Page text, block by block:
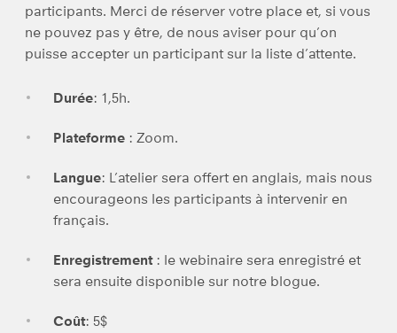
participants. Merci de réserver votre place et, si vous
ne pouvez pas y être, de nous aviser pour qu’on
puisse accepter un participant sur la liste d’attente.
Durée: 1,5h.
Plateforme : Zoom.
Langue: L’atelier sera offert en anglais, mais nous
encourageons les participants à intervenir en
français.
Enregistrement: le webinaire sera enregistré et
sera ensuite disponible sur notre blogue.
Coût: 5$